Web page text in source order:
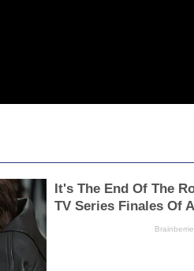
It's The End Of The
TV Series Finales Of